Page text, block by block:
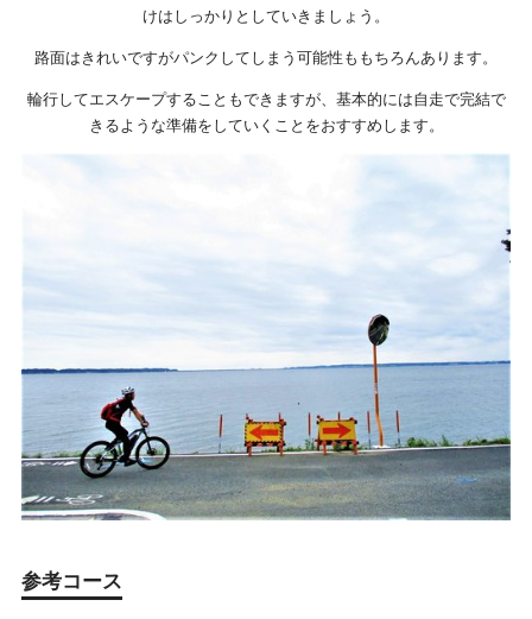
けはしっかりとしていきましょう。
路面はきれいですがパンクしてしまう可能性ももちろんあります。
輪行してエスケープすることもできますが、基本的には自走で完結で
きるような準備をしていくことをおすすめします。
参考コース